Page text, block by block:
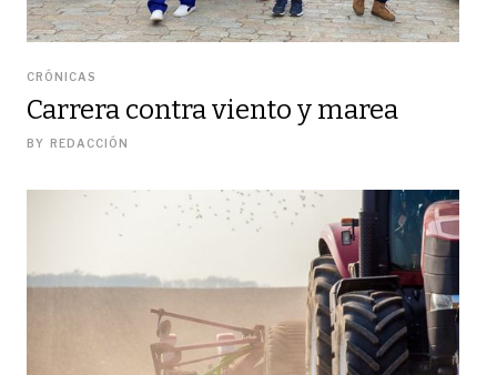
CRÓNICAS
Carrera contra viento y marea
BY REDACCIÓN